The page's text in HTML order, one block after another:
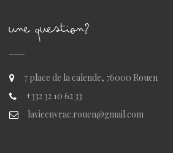
UNE QUESTION?
7 place de la calende, 76000 Rouen
+332 32 10 62 33
lavieenvrac.rouen@gmail.com